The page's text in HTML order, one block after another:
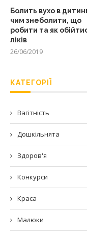
Болить вухо в
чим знеболити, що
робити та як
ліків
26/06/2019
КАТЕГОРІЇ
Вагітність
Дошкільнята
Здоров'я
Конкурси
Краса
Малюки